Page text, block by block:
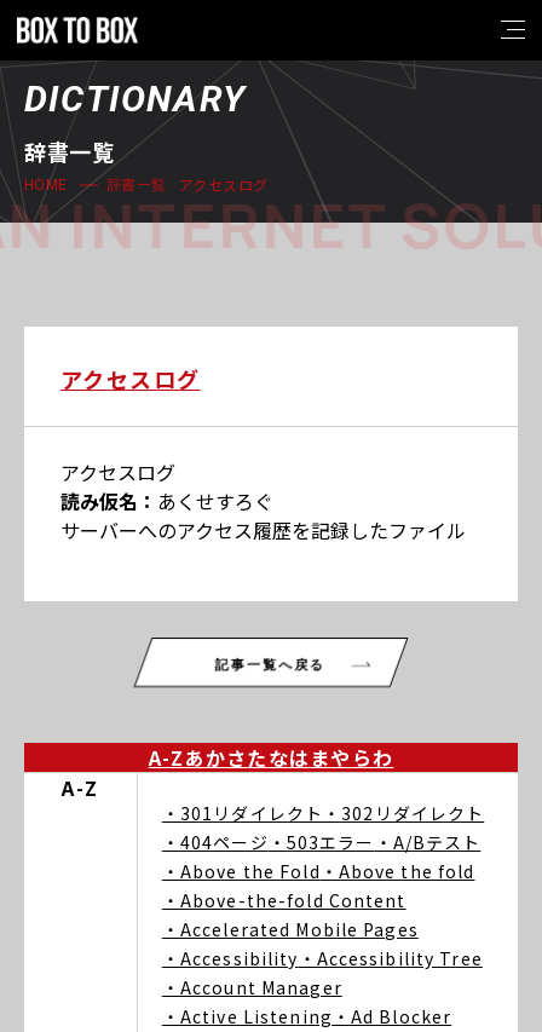
DICTIONARY
辞書一覧
HOME 辞書一覧 アクセスログ
INTERNET
アクセスログ
アクセスログ
読み仮名： あくせすろぐ
サーバーへのアクセス履歴を記録したファイル
記事一覧へ戻る
A-Zあかさたなは まや らわ
A-Z
・301リダイレクト ・302リダイレクト
・404ページ ・503エラー ・A/Bテスト
・Above the Fold ・Above the fold
・Above-the-fold Content
・Accelerated Mobile Pages
・Accessibility ・Accessibility Tree
・Account Manager
・Active Listening ・Ad Blocker